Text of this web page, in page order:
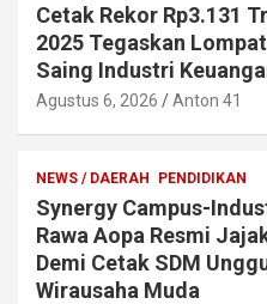
Cetak Rekor Rp3.131
2025 Tegaskan
Saing Industri
Agustus 6, 2026 Anton 41
NEWS / DAERAH PENDIDIKAN
Synergy Campus-
Rawa Aopa Resmi
Demi Cetak SDM
Wirausaha Muda